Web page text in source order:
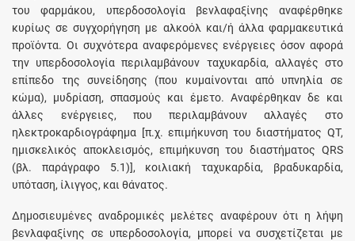
του φαρμάκου, υπερδοσολογία βενλαφαξίνης αναφέρθηκε
κυρίως σε συγχορήγηση με αλκοόλ και/ή άλλα φαρμακευτικά
προϊόντα. Οι συχνότερα αναφερόμενες ενέργειες όσον αφορά
την υπερδοσολογία περιλαμβάνουν ταχυκαρδία, αλλαγές στο
επίπεδο της συνείδησης (που κυμαίνονται από υπνηλία σε
κώμα), μυδρίαση, σπασμούς και έμετο. Αναφέρθηκαν δε και
άλλες ενέργειες, που περιλαμβάνουν αλλαγές στο
ηλεκτροκαρδιογράφημα [π.χ. επιμήκυνση του διαστήματος QT,
ημισκελικός αποκλεισμός, επιμήκυνση του διαστήματος QRS
(βλ. παράγραφο 5.1)], κοιλιακή ταχυκαρδία, βραδυκαρδία,
υπόταση, ίλιγγος, και θάνατος.
Δημοσιευμένες αναδρομικές μελέτες αναφέρουν ότι η λήψη
βενλαφαξίνης σε υπερδοσολογία, μπορεί να συσχετίζεται με